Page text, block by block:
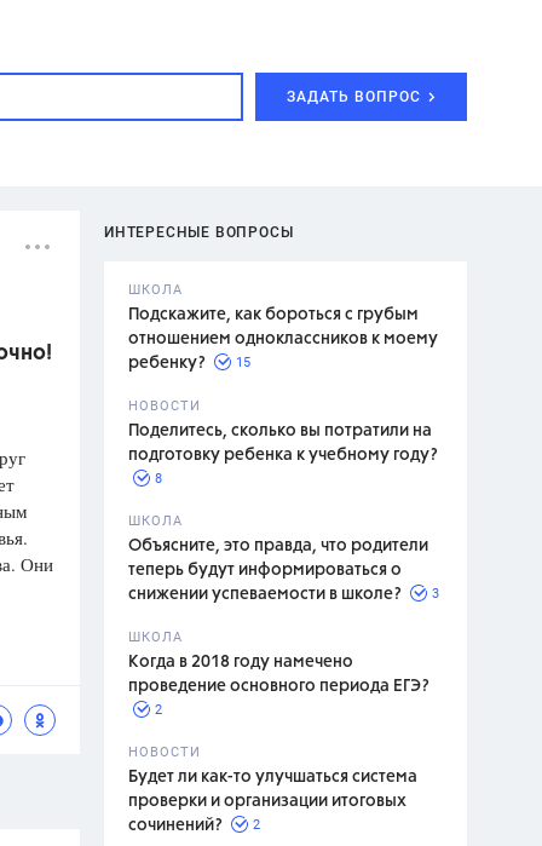
ЗАДАТЬ ВОПРОС
Л.С.,
ИНТЕРЕСНЫЕ ВОПРОСЫ
ШКОЛА
Подскажите, как бороться с грубым
отношением одноклассников к моему
ребенку?
15
НОВОСТИ
Поделитесь, сколько вы потратили на
подготовку ребенка к учебному году?
8
ШКОЛА
Объясните, это правда, что родители
теперь будут информироваться о
снижении успеваемости в школе?
3
ШКОЛА
Когда в 2018 году намечено
проведение основного периода ЕГЭ?
2
НОВОСТИ
Будет ли как-то улучшаться система
проверки и организации итоговых
сочинений?
2
Они